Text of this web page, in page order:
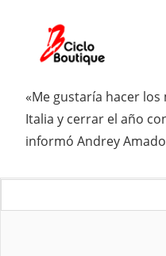
«Me gustaría hacer los
Italia y cerrar el año
informó Andrey